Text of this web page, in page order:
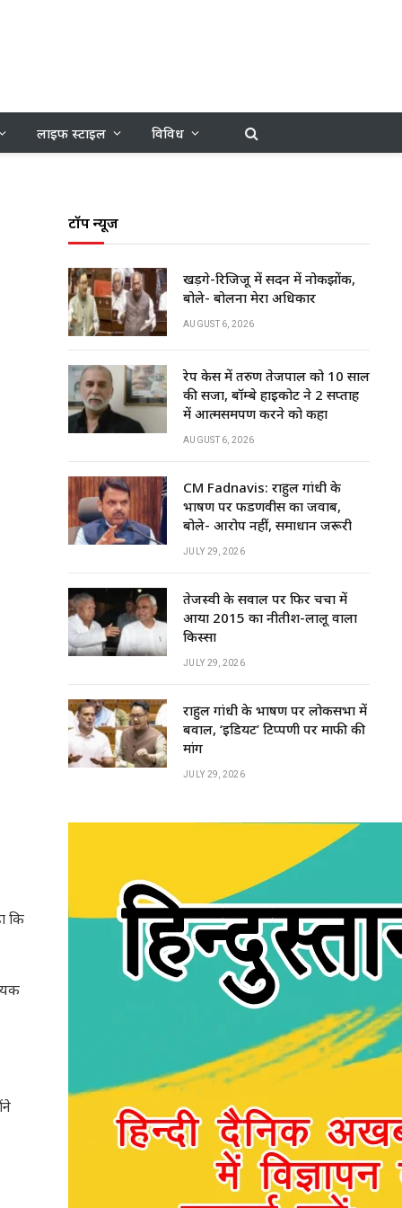
लाइफ स्टाइल विविध
कि
टॉप न्यूज
खड़गे-रिजिजू में सदन में नोकझोंक,
बोले- बोलना मेरा अधिकार
AUGUST 6, 2026
रेप केस में तरुण तेजपाल को 10 साल
की सजा, बॉम्बे हाईकोर्ट ने 2 सप्ताह
में आत्मसमर्पण करने को कहा
AUGUST 6, 2026
CM Fadnavis: राहुल गांधी के
भाषण पर फडणवीस का जवाब,
बोले- आरोप नहीं, समाधान जरूरी
JULY 29, 2026
तेजस्वी के सवाल पर फिर चर्चा में
आया 2015 का नीतीश-लालू वाला
किस्सा
JULY 29, 2026
राहुल गांधी के भाषण पर लोकसभा में
बवाल, ‘इडियट’ टिप्पणी पर माफी की
मांग
JULY 29, 2026